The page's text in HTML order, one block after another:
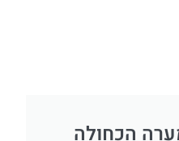
הכחולה